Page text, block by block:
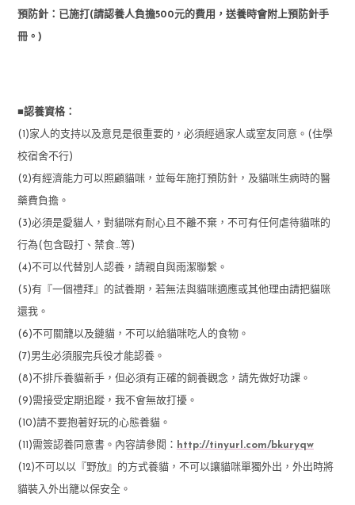
預防針：已施打(請認養人負擔500元的費用，送養時會附上預防針手
冊。)
■認養資格：
(1)家人的支持以及意見是很重要的，必須經過家人或室友同意。(住學
校宿舍不行)
(2)有經濟能力可以照顧貓咪，並每年施打預防針，及貓咪生病時的醫
藥費負擔。
(3)必須是愛貓人，對貓咪有耐心且不離不棄，不可有任何虐待貓咪的
行為(包含毆打、禁食…等)
(4)不可以代替別人認養，請親自與雨潔聯繫。
(5)有『一個禮拜』的試養期，若無法與貓咪適應或其他理由請把貓咪
還我。
(6)不可關籠以及鏈貓，不可以給貓咪吃人的食物。
(7)男生必須服完兵役才能認養。
(8)不排斥養貓新手，但必須有正確的飼養觀念，請先做好功課。
(9)需接受定期追蹤，我不會無故打擾。
(10)請不要抱著好玩的心態養貓。
(11)需簽認養同意書。內容請參閱： http://tinyurl.com/bkuryqw
(12)不可以以『野放』的方式養貓，不可以讓貓咪單獨外出，外出時將
貓裝入外出籠以保安全。